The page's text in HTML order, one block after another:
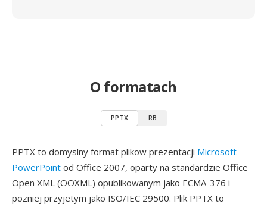
O formatach
PPTX RB
PPTX to domyslny format plikow prezentacji Microsoft
PowerPoint od Office 2007, oparty na standardzie Office
Open XML (OOXML) opublikowanym jako ECMA-376 i
pozniej przyjetym jako ISO/IEC 29500. Plik PPTX to